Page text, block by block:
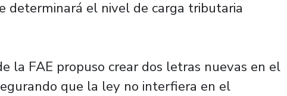
determinará el nivel de carga tributaria
la FAE propuso crear dos letras nuevas en el
que la ley no interfiera en el